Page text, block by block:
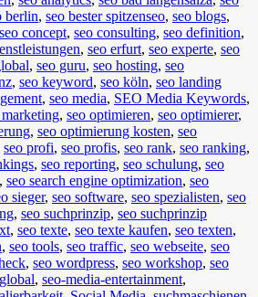
berlin, seo bester spitzenseo, seo blogs,
seo concept, seo consulting, seo definition,
, seo erfurt, seo experte, seo
, seo guru, seo hosting, seo
, seo keyword, seo köln, seo landing
, seo media, SEO Media Keywords,
, seo optimieren, seo optimierer,
, seo optimierung kosten, seo
seo profi, seo profis, seo rank, seo ranking,
, seo reporting, seo schulung, seo
, seo search engine optimization, seo
sieger, seo software, seo spezialisten, seo
, seo suchprinzip, seo suchprinzip
, seo texte, seo texte kaufen, seo texten,
, seo tools, seo traffic, seo webseite, seo
, seo wordpress, seo workshop, seo
, seo-media-entertainment,